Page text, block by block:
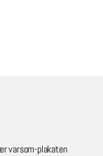
varsom-plakaten